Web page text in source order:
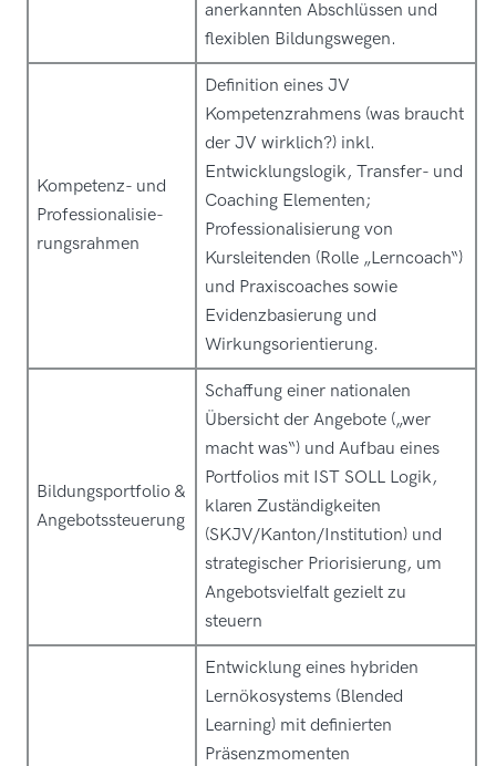
anerkannten Abschlüssen und
flexiblen Bildungswegen.
Kompetenz- und
Professionalisie-
rungsrahmen
Definition eines JV
Kompetenzrahmens (was braucht
der JV wirklich?) inkl.
Entwicklungslogik, Transfer- und
Coaching Elementen;
Professionalisierung von
Kursleitenden (Rolle „Lerncoach“)
und Praxiscoaches sowie
Evidenzbasierung und
Wirkungsorientierung.
Bildungsportfolio &
Angebotssteuerung
Schaffung einer nationalen
Übersicht der Angebote („wer
macht was“) und Aufbau eines
Portfolios mit IST SOLL Logik,
klaren Zuständigkeiten
(SKJV/Kanton/Institution) und
strategischer Priorisierung, um
Angebotsvielfalt gezielt zu
steuern
Entwicklung eines hybriden
Lernökosystems (Blended
Learning) mit definierten
Präsenzmomenten